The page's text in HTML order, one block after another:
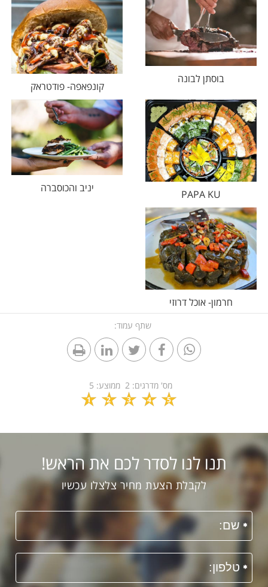
בוסתן לבונה
קונפאפה- פודטראק
PAPA KU
יניב והכוסברה
חרמון- אוכל דרוזי
שתף עמוד:
מס' מדרגים:2 ממוצע: 5
1 2 3 4 5
תנו לנו לסדר לכם את הראש!
לקבלת הצעת מחיר צלצלו עכשיו